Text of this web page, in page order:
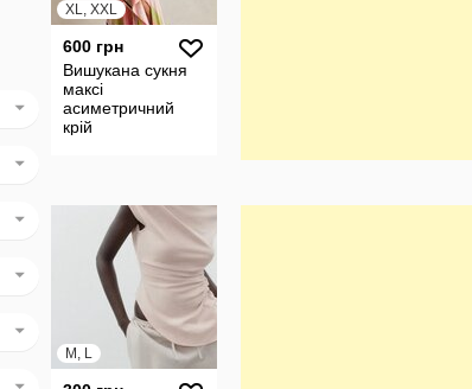
XL, XXL
600 грн
Вишукана сукня
максі
асиметричний
крій
M, L